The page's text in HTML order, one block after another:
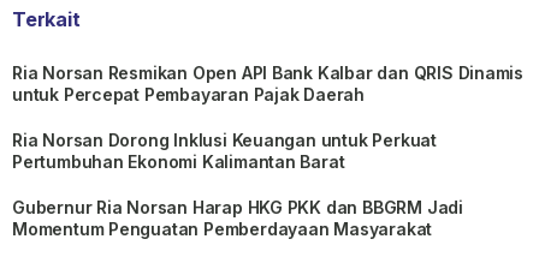
Terkait
Ria Norsan Resmikan Open API Bank Kalbar dan QRIS Dinamis
untuk Percepat Pembayaran Pajak Daerah
Ria Norsan Dorong Inklusi Keuangan untuk Perkuat
Pertumbuhan Ekonomi Kalimantan Barat
Gubernur Ria Norsan Harap HKG PKK dan BBGRM Jadi
Momentum Penguatan Pemberdayaan Masyarakat